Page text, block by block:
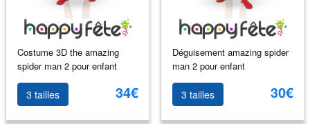
Costume 3D the amazing
spider man 2 pour enfant
3 tailles 34€
Déguisement amazing spider
man 2 pour enfant
3 tailles 30€